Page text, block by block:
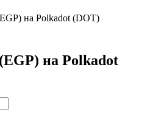
на Polkadot (DOT)
на Polkadot